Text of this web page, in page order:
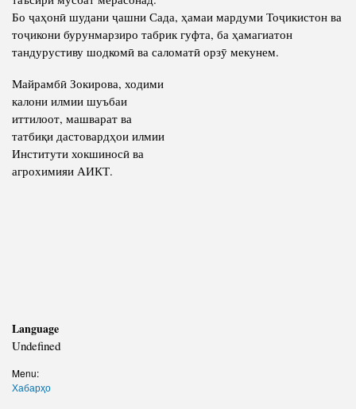
Бо ҷаҳонӣ шудани ҷашни Сада, ҳамаи мардуми Тоҷикистон ва
тоҷикони бурунмарзиро табрик гуфта, ба ҳамагиатон
тандурустиву шодкомӣ ва саломатӣ орзӯ мекунем.
Майрамбӣ Зокирова, ходими
калони илмии шуъбаи
иттилоот, машварат ва
татбиқи дастовардҳои илмии
Институти хокшиносӣ ва
агрохимияи АИКТ.
Language
Undefined
Menu:
Хабарҳо